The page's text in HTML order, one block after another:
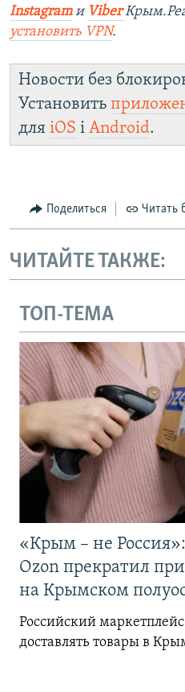
Instagram и Viber
установить VPN.
Новости без
Установить
для iOS і Android.
Поделиться Читать
ЧИТАЙТЕ ТАКЖЕ:
ТОП-ТЕМА
«Крым – не
Ozon прекратил
на Крымском
Российский
доставлять товары в